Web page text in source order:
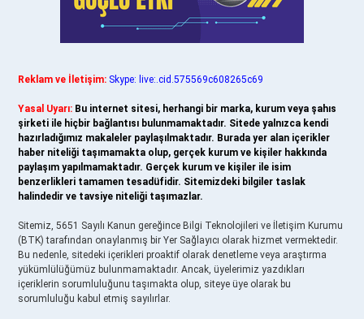
Reklam ve İletişim: Skype: live:.cid.575569c608265c69
Yasal Uyarı: Bu internet sitesi, herhangi bir marka, kurum veya şahıs
şirketi ile hiçbir bağlantısı bulunmamaktadır. Sitede yalnızca kendi
hazırladığımız makaleler paylaşılmaktadır. Burada yer alan içerikler
haber niteliği taşımamakta olup, gerçek kurum ve kişiler hakkında
paylaşım yapılmamaktadır. Gerçek kurum ve kişiler ile isim
benzerlikleri tamamen tesadüfidir. Sitemizdeki bilgiler taslak
halindedir ve tavsiye niteliği taşımazlar.
Sitemiz, 5651 Sayılı Kanun gereğince Bilgi Teknolojileri ve İletişim Kurumu
(BTK) tarafından onaylanmış bir Yer Sağlayıcı olarak hizmet vermektedir.
Bu nedenle, sitedeki içerikleri proaktif olarak denetleme veya araştırma
yükümlülüğümüz bulunmamaktadır. Ancak, üyelerimiz yazdıkları
içeriklerin sorumluluğunu taşımakta olup, siteye üye olarak bu
sorumluluğu kabul etmiş sayılırlar.